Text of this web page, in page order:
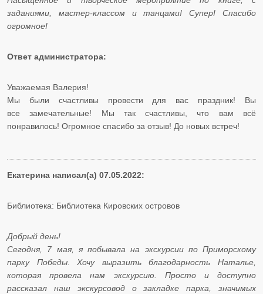
заданиями, мастер-классом и танцами! Супер! Спасибо
огромное!
Ответ администратора:
Уважаемая Валерия!
​​​​​​​Мы были счастливы провести для вас праздник! Вы
все замечательные! Мы так счастливы, что вам всё
понравилось! Огромное спасибо за отзыв! До новых встреч!
Екатерина написал(а) 07.05.2022:
Библиотека: Библиотека Кировских островов
Добрый день!
​​​​​​​Сегодня, 7 мая, я побывала на экскурсии по Приморскому
парку Победы. Хочу выразить благодарность Наталье,
которая провела нам экскурсию. Просто и доступно
рассказал наш экскурсовод о закладке парка, значимых